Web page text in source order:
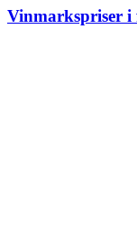
Vinmarkspriser